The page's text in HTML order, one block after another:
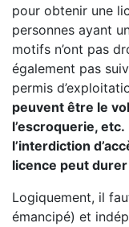
pour obtenir une
personnes ayant
motifs n’ont pas
également pas
permis
peuvent être le
l’escroquerie, etc.
l’interdiction
licence peut durer
Logiquement, il
émancipé) et